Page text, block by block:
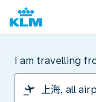
I am travelling